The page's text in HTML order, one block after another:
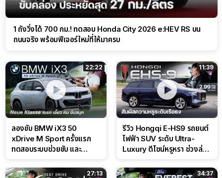
1 ถังวิ่งได้ 700 กม.! ทดสอบ Honda City 2026 e:HEV RS บน
ถนนจริง พร้อมฟีเจอร์ใหม่ที่ให้มาครบ
22:22
ลองขับ BMW iX3 50
xDrive M Sport ครั้งแรก
ทดสอบระบบช่วยขับ และ
สนาม
11:39
รีวิว Hongqi E-HS9 รถยนต์
ไฟฟ้า SUV ระดับ Ultra-
Luxury ดีไซน์หรูหรา ช่วงล่าง
27:13 34:37